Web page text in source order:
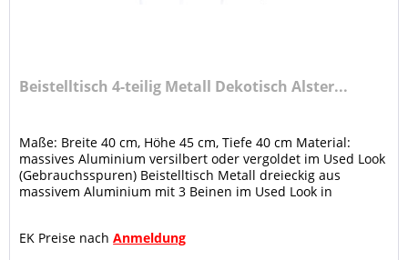
Beistelltisch 4-teilig Metall Dekotisch Alster...
Maße: Breite 40 cm, Höhe 45 cm, Tiefe 40 cm Material:
massives Aluminium versilbert oder vergoldet im Used Look
(Gebrauchsspuren) Beistelltisch Metall dreieckig aus
massivem Aluminium mit 3 Beinen im Used Look in
EK Preise nachAnmeldung